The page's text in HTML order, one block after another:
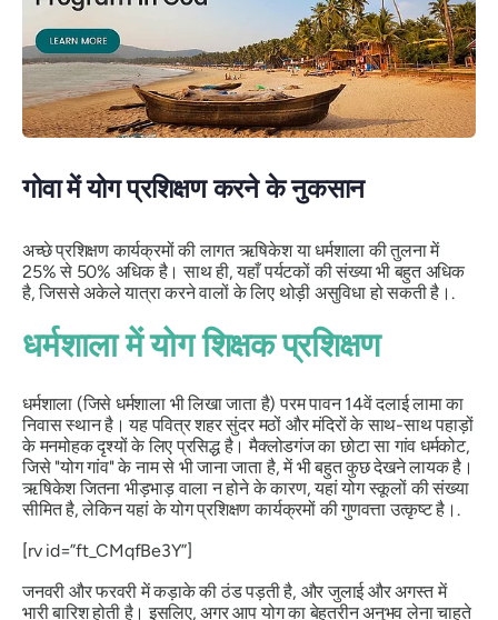
गोवा में योग प्रशिक्षण करने के नुकसान
अच्छे प्रशिक्षण कार्यक्रमों की लागत ऋषिकेश या धर्मशाला की तुलना में
25% से 50% अधिक है। साथ ही, यहाँ पर्यटकों की संख्या भी बहुत अधिक
है, जिससे अकेले यात्रा करने वालों के लिए थोड़ी असुविधा हो सकती है।.
धर्मशाला में योग शिक्षक प्रशिक्षण
धर्मशाला (जिसे धर्मशाला भी लिखा जाता है) परम पावन 14वें दलाई लामा का
निवास स्थान है। यह पवित्र शहर सुंदर मठों और मंदिरों के साथ-साथ पहाड़ों
के मनमोहक दृश्यों के लिए प्रसिद्ध है। मैक्लोडगंज का छोटा सा गांव धर्मकोट,
जिसे "योग गांव" के नाम से भी जाना जाता है, में भी बहुत कुछ देखने लायक है।
ऋषिकेश जितना भीड़भाड़ वाला न होने के कारण, यहां योग स्कूलों की संख्या
सीमित है, लेकिन यहां के योग प्रशिक्षण कार्यक्रमों की गुणवत्ता उत्कृष्ट है।.
[rv id=”ft_CMqfBe3Y”]
जनवरी और फरवरी में कड़ाके की ठंड पड़ती है, और जुलाई और अगस्त में
भारी बारिश होती है। इसलिए, अगर आप योग का बेहतरीन अनुभव लेना चाहते